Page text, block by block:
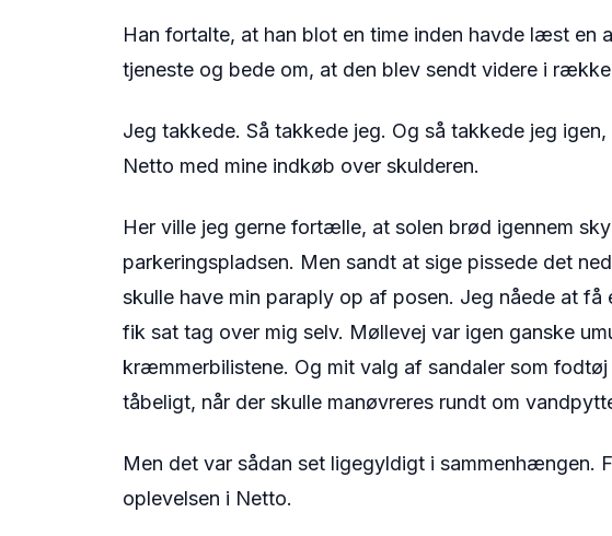
Han fortalte, at han blot en time inden havde læst en
tjeneste og bede om, at den blev sendt videre i
Jeg takkede. Så takkede jeg. Og så takkede jeg
Netto med mine indkøb over skulderen.
Her ville jeg gerne fortælle, at solen brød igennem
parkeringspladsen. Men sandt at sige pissede det
skulle have min paraply op af posen. Jeg nåede at
fik sat tag over mig selv. Møllevej var igen ganske
kræmmerbilistene. Og mit valg af sandaler som
tåbeligt, når der skulle manøvreres rundt om
Men det var sådan set ligegyldigt i sammenhængen.
oplevelsen i Netto.